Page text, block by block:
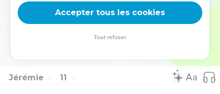
dans ta colère ! Sinon, tu m’affaiblirais trop.
Déverse ta fureur sur les nations qui ne te connaissent
pas, sur les peuples qui ne font pas appel à toi ! En effet, ils
Jérémie 11
Accepter tous les cookies
Tout refuser